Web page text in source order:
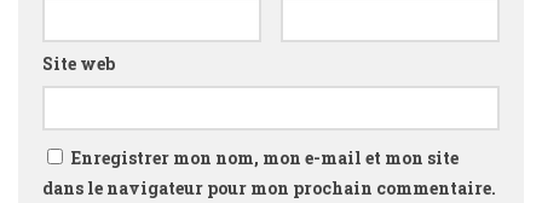
Site web
Enregistrer mon nom, mon e-mail et mon site
dans le navigateur pour mon prochain commentaire.